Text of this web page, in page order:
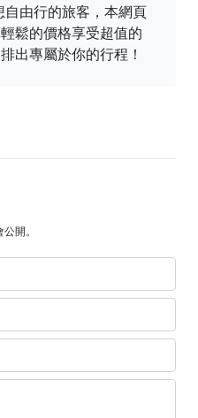
由行的旅客，本網頁
鬆的價格享受超值的
出專屬於你的行程！
開。